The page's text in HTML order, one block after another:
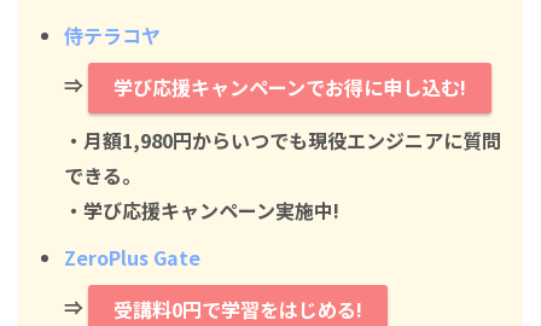
侍テラコヤ
⇒
学び応援キャンペーンでお得に申し込む!
・月額1,980円からいつでも現役エンジニアに質問
できる。
・学び応援キャンペーン実施中!
ZeroPlus Gate
⇒
受講料0円で学習をはじめる!